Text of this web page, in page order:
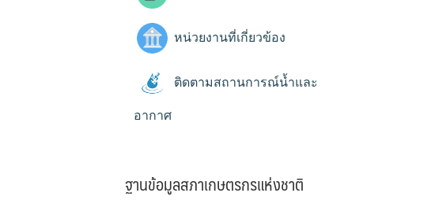
หน่วยงานที่เกี่ยวข้อง
ติดตามสถานการณ์น้ำและ
อากาศ
ฐานข้อมูลสภาเกษตรกรแห่งชาติ